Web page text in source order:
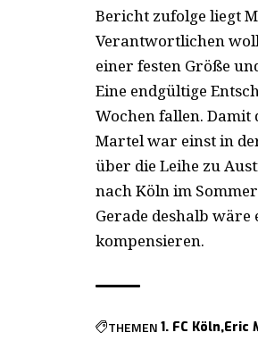
Bericht zufolge liegt
Verantwortlichen
einer festen Größe
Eine endgültige
Wochen fallen. Damit
Martel war einst in
über die Leihe zu
nach Köln im
Gerade deshalb
kompensieren.
THEMEN 1. FC Köln Eric